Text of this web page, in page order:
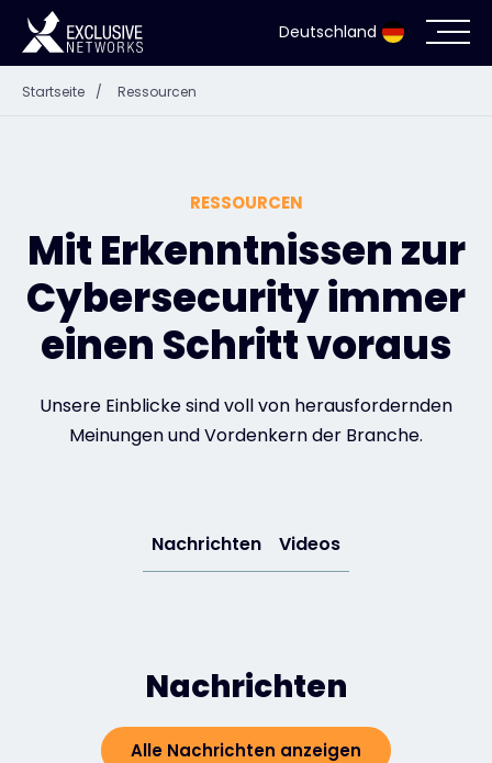
Deutschland
Ressourcen
Unternehmen
Partnerportal
Exclusive Access - Erfahren Sie mehr
#weareexclusive
Startseite / Ressourcen
RESSOURCEN
Mit Erkenntnissen zur
Cybersecurity immer
einen Schritt voraus
Unsere Einblicke sind voll von herausfordernden
Meinungen und Vordenkern der Branche.
Nachrichten Videos
Nachrichten
Alle Nachrichten anzeigen